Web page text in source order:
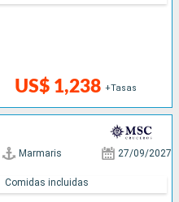
US$ 1,238 +Tasas
Marmaris 27/09/2027
Comidas incluidas